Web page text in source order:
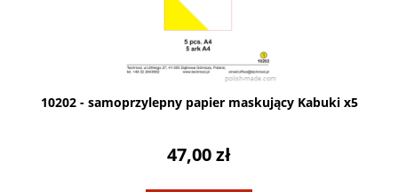
10202 - samoprzylepny papier maskujący Kabuki x5
47,00 zł